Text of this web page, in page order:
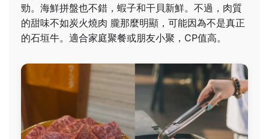
勁。海鮮拼盤也不錯，蝦子和干貝新鮮。不過，肉質
的甜味不如炭火燒肉 朧那麼明顯，可能因為不是真正
的石垣牛。適合家庭聚餐或朋友小聚，CP值高。